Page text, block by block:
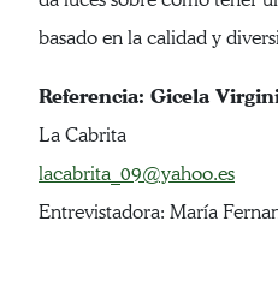
basado en la calidad y
Referencia: Gicela
La Cabrita
lacabrita_09@yahoo.es
Entrevistadora: María